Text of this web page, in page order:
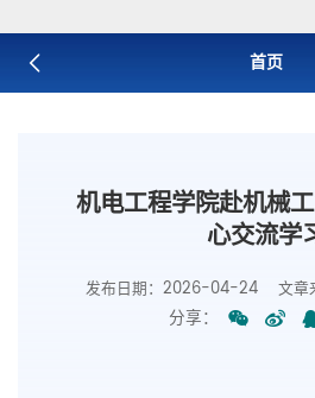
首页
机电工程学院赴机械
心交流学
发布日期：2026-04-24 文章
分享：